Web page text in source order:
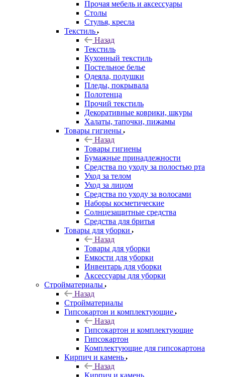
Прочая мебель и аксессуары
Столы
Стулья, кресла
Текстиль
Назад
Текстиль
Кухонный текстиль
Постельное белье
Одеяла, подушки
Пледы, покрывала
Полотенца
Прочий текстиль
Декоративные коврики, шкуры
Халаты, тапочки, пижамы
Товары гигиены
Назад
Товары гигиены
Бумажные принадлежности
Средства по уходу за полостью рта
Уход за телом
Уход за лицом
Средства по уходу за волосами
Наборы косметические
Солнцезащитные средства
Средства для бритья
Товары для уборки
Назад
Товары для уборки
Емкости для уборки
Инвентарь для уборки
Аксессуары для уборки
Стройматериалы
Назад
Стройматериалы
Гипсокартон и комплектующие
Назад
Гипсокартон и комплектующие
Гипсокартон
Комплектующие для гипсокартона
Кирпич и камень
Назад
Кирпич и камень